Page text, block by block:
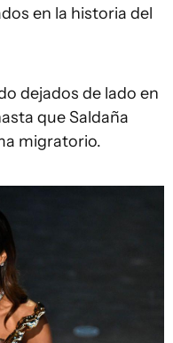
en la historia del
dejados de lado en
que Saldaña
migratorio.